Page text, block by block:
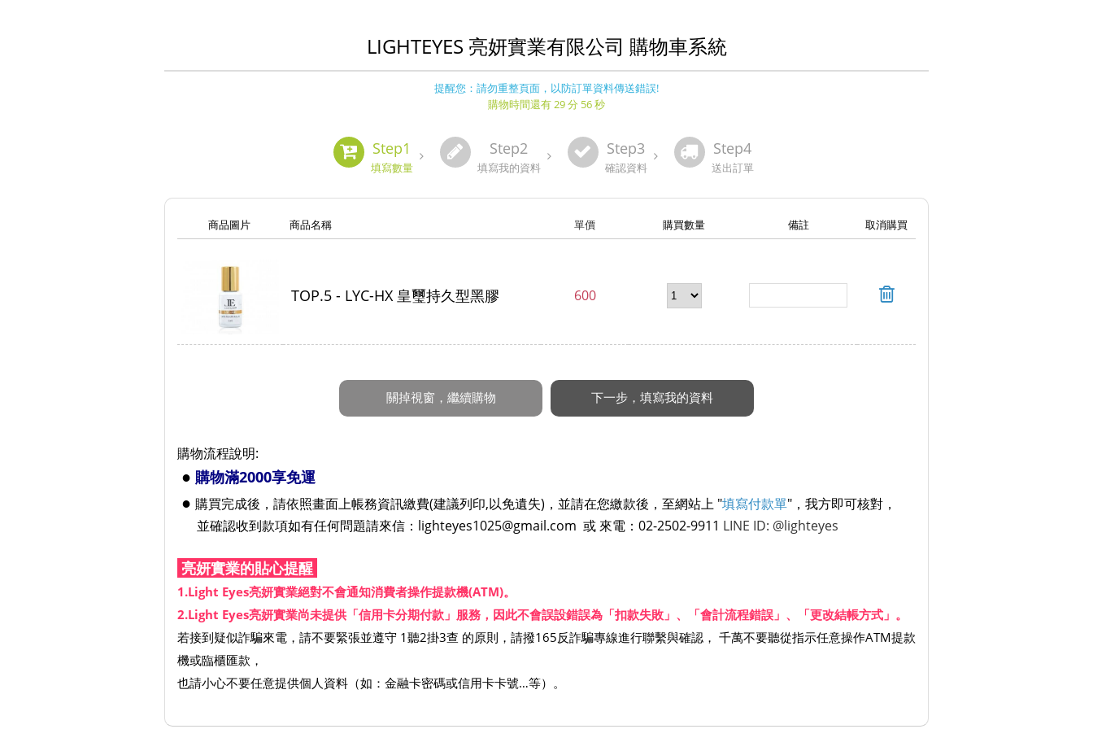
LIGHTEYES 亮妍實業有限公司 購物車系統
提醒您：請勿重整頁面，以防訂單資料傳送錯誤!
購物時間還有 29 分 56 秒
Step1
填寫數量
Step2
填寫我的資料
Step3
確認資料
Step4
送出訂單
商品圖片 商品名稱 單價 購買數量 備註 取消購買
TOP.5 - LYC-HX 皇璽持久型黑膠 600
購物流程說明:
● 購物滿2000享免運
● 購買完成後，請依照畫面上帳務資訊繳費(建議列印,以免遺失)，並請在您繳款後，至網站上 "填寫付款單"，我方即可核對，
並確認收到款項如有任何問題請來信：lighteyes1025@gmail.com 或 來電：02-2502-9911 LINE ID: @lighteyes
亮妍實業的貼心提醒
1.Light Eyes亮妍實業絕對不會通知消費者操作提款機(ATM)。
2.Light Eyes亮妍實業尚未提供「信用卡分期付款」服務，因此不會誤設錯誤為「扣款失敗」、「會計流程錯誤」、「更改結帳方式」。
若接到疑似詐騙來電，請不要緊張並遵守 1聽2掛3查 的原則，請撥165反詐騙專線進行聯繫與確認， 千萬不要聽從指示任意操作ATM提款
機或臨櫃匯款，
也請小心不要任意提供個人資料（如：金融卡密碼或信用卡卡號…等）。